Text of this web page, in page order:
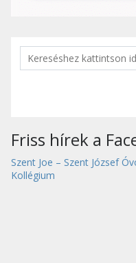
Friss hírek a
Szent Joe – Szent József
Kollégium